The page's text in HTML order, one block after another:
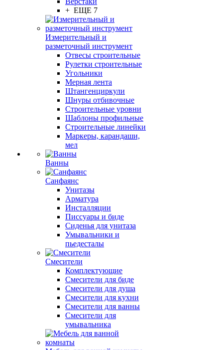
+ ЕЩЕ 7
Измерительный и
разметочный инструмент
Отвесы строительные
Рулетки строительные
Угольники
Мерная лента
Штангенциркули
Шнуры отбивочные
Строительные уровни
Шаблоны профильные
Строительные линейки
Маркеры, карандаши,
мел
Ванны
Санфаянс
Унитазы
Арматура
Инсталляции
Писсуары и биде
Сиденья для унитаза
Умывальники и
пьедесталы
Смесители
Комплектующие
Смесители для биде
Смесители для душа
Смесители для кухни
Смесители для ванны
Смесители для
умывальника